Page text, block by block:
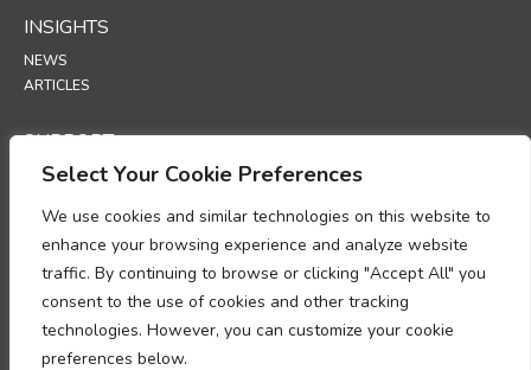
Select Your Cookie Preferences
We use cookies and similar technologies on this website to
enhance your browsing experience and analyze website
traffic. By continuing to browse or clicking "Accept All" you
consent to the use of cookies and other tracking
technologies. However, you can customize your cookie
preferences below.
INSIGHTS
NEWS
ARTICLES
SUPPORT
TECHNICAL PORTAL
POLICIES
ΠΟΛΙΤΙΚΗ ΑΠΟΡΡΗΤΟΥ
ΠΟΛΙΤΙΚΗ ΓΙΑ ΤΑ COOKIES
ΥΠΟΜΝΗΜΑ ΣΧΕΤΙΚΑ ΜΕ ΤΗ ΣΥΜΜΟΡΦΩΣΗ ΣΤΗΝ ΕΠΕΞΕΡΓΑΣΙΑ
ΠΡΟΣΩΠΙΚΩΝ ΔΕΔΟΜΕΝΩΝ
ΠΑΡΑΡΤΗΜΑ ΕΠΕΞΕΡΓΑΣΙΑΣ ΔΕΔΟΜΕΝΩΝ